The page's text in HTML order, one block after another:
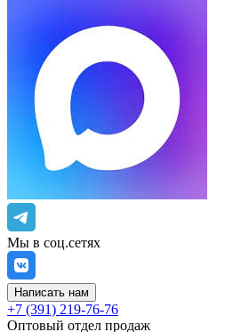
Мы в соц.сетях
Написать нам
+7 (391) 219-76-76
Оптовый отдел продаж